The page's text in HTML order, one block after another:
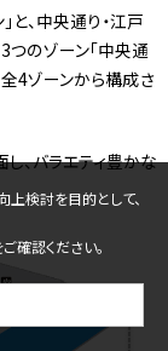
、中央通り・江戸
のゾーン「中央通
全4ゾーンから構成さ
、バラエティ豊かな
上検討を目的として、
ご確認ください。